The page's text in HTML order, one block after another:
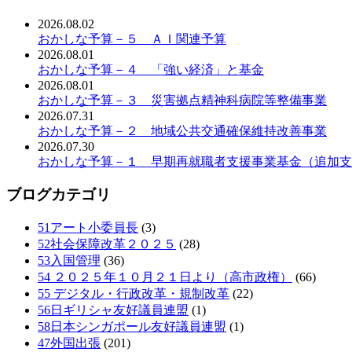
2026.08.02
おかしな予算－５ ＡＩ関連予算
2026.08.01
おかしな予算－４ 「強い経済」と基金
2026.08.01
おかしな予算－３ 災害拠点精神科病院等整備事業
2026.07.31
おかしな予算－２ 地域公共交通確保維持改善事業
2026.07.30
おかしな予算－１ 早期再就職者支援事業基金（追加
ブログカテゴリ
51アート小委員長 (3)
52社会保障改革２０２５ (28)
53入国管理 (36)
54 ２０２５年１０月２１日より（高市政権）
(66)
55 デジタル・行政改革・規制改革 (22)
56日ギリシャ友好議員連盟 (1)
58日本シンガポール友好議員連盟 (1)
47外国出張 (201)